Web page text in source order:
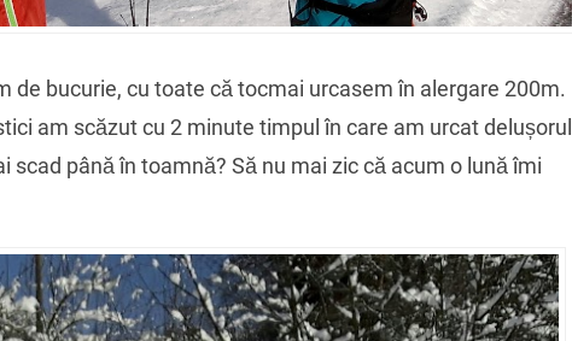
de bucurie, cu toate că tocmai urcasem în alergare 200m.
am scăzut cu 2 minute timpul în care am urcat delușorul
scad până în toamnă? Să nu mai zic că acum o lună îmi